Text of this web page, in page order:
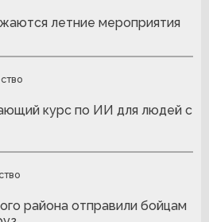
летние мероприятия
курс по ИИ для людей с
района отправили бойцам